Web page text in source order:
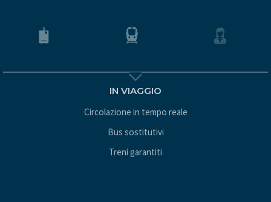
IN VIAGGIO
Circolazione in tempo reale
Bus sostitutivi
Treni garantiti